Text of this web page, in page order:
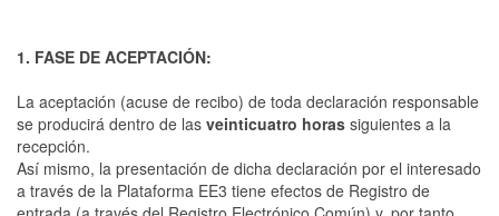
1. FASE DE ACEPTACIÓN:
La aceptación (acuse de recibo) de toda declaración responsable
se producirá dentro de las veinticuatro horas siguientes a la
recepción.
Así mismo, la presentación de dicha declaración por el interesado
a través de la Plataforma EE3 tiene efectos de Registro de